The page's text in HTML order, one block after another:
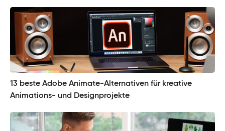
13 beste Adobe Animate-Alternativen für kreative
Animations- und Designprojekte